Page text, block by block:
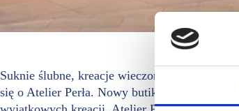
Suknie ślubne, kreacje wieczorowe i stylizacje
się o Atelier Perła. Nowy butik stawia na